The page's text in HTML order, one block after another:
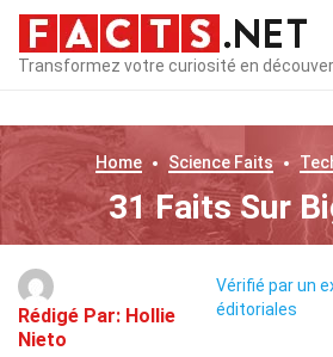
Transformez votre curiosité en
Home ScienceFaits
31 Faits Sur
Rédigé Par: Hollie
Nieto
Vérifié par un
éditoriales